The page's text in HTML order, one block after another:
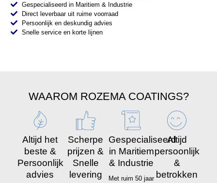
Gespecialiseerd in Maritiem & Industrie
Direct leverbaar uit ruime voorraad
Persoonlijk en deskundig advies
Snelle service en korte lijnen
WAAROM ROZEMA COATINGS?
Altijd het
beste &
Persoonlijk
advies
Scherpe
prijzen &
Snelle
levering
Gespecialiseerd
in Maritiem
& Industrie
Met ruim 50 jaar
Altijd
persoonlijk
&
betrokken